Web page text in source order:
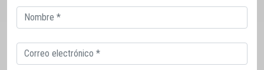
Correo
electrónico
Correo
electrónico